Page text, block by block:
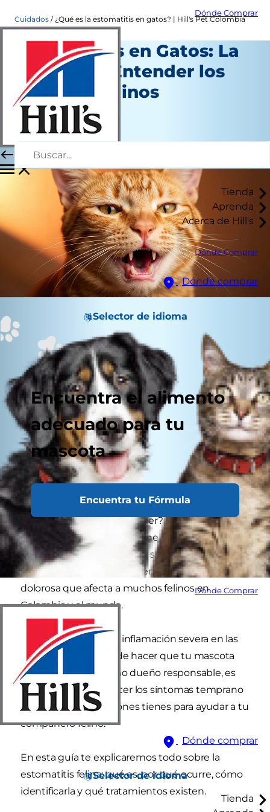
Dónde Comprar
Tienda
Aprenda
Acerca de Hill's
Dónde Comprar
Dónde comprar
Selector de idioma
Encuentra el alimento
adecuado para tu
mascota
Encuentra tu Fórmula
Dónde Comprar
Dónde comprar
Selector de idioma
Tienda
Cuidados ¿Qué es la estomatitis en gatos? | Hill's Pet Colombia
Estomatitis en Gatos: La
Guía para Entender los
Dientes Felinos
Salud
Autor del personal
|
Abril 01, 2026
¿Tu gato ha dejado de comer? ¿Notas que saliva
más de lo normal o que tiene mal aliento
persistente? Estos pueden ser signos de
estomatitis en gatos, una enfermedad bucal
dolorosa que afecta a muchos felinos en
Colombia y el mundo.
Esta condición causa inflamación severa en las
encías y la boca. Puede hacer que tu mascota
sufra en silencio. Como dueño responsable, es
fundamental reconocer los síntomas temprano
y entender qué opciones tienes para ayudar a tu
compañero felino.
En esta guía te explicaremos todo sobre la
estomatitis felina: qué es, por qué ocurre, cómo
identificarla y qué tratamientos existen.